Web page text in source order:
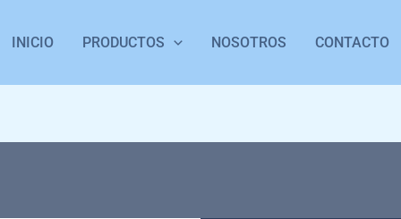
INICIO PRODUCTOS NOSOTROS CONTACTO